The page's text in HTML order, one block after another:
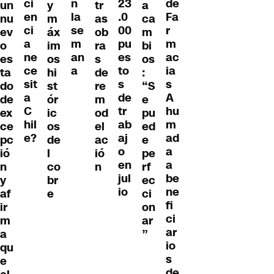
un
nu
ev
o
es
ta
do
de
ex
ce
pc
ió
n
y
af
ir
m
a
qu
e
ci
en
ci
a
ne
ce
sit
a
C
hil
e?
y
m
áx
im
os
hi
st
ór
ic
os
de
l
co
br
e
n
la
se
m
an
a
tr
as
ob
ra
s
de
re
m
od
el
ac
ió
n
23
.0
00
pu
es
to
s
de
tr
ab
aj
o
en
jul
io
a
ca
m
bi
os
:
“S
e
pu
ed
e
pe
rf
ec
ci
on
ar
”
de
Fa
r
m
ac
ia
s
A
hu
m
ad
a
a
be
ne
fi
ci
ar
io
s